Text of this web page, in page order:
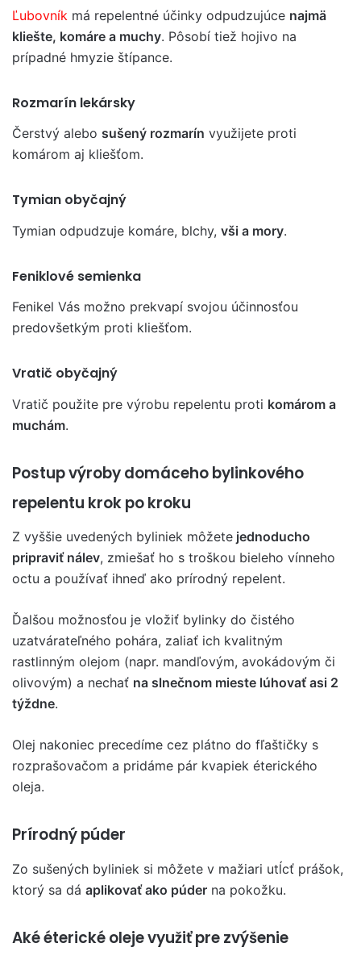
Ľubovník má repelentné účinky odpudzujúce najmä
kliešte, komáre a muchy. Pôsobí tiež hojivo na
prípadné hmyzie štípance.
Rozmarín lekársky
Čerstvý alebo sušený rozmarín využijete proti
komárom aj kliešťom.
Tymian obyčajný
Tymian odpudzuje komáre, blchy, vši a mory.
Feniklové semienka
Fenikel Vás možno prekvapí svojou účinnosťou
predovšetkým proti kliešťom.
Vratič obyčajný
Vratič použite pre výrobu repelentu proti komárom a
muchám.
Postup výroby domáceho bylinkového
repelentu krok po kroku
Z vyššie uvedených byliniek môžete jednoducho
pripraviť nálev, zmiešať ho s troškou bieleho vínneho
octu a používať ihneď ako prírodný repelent.
Ďalšou možnosťou je vložiť bylinky do čistého
uzatvárateľného pohára, zaliať ich kvalitným
rastlinným olejom (napr. mandľovým, avokádovým či
olivovým) a nechať na slnečnom mieste lúhovať asi 2
týždne.
Olej nakoniec precedíme cez plátno do fľaštičky s
rozprašovačom a pridáme pár kvapiek éterického
oleja.
Prírodný púder
Zo sušených byliniek si môžete v mažiari utĺcť prášok,
ktorý sa dá aplikovať ako púder na pokožku.
Aké éterické oleje využiť pre zvýšenie